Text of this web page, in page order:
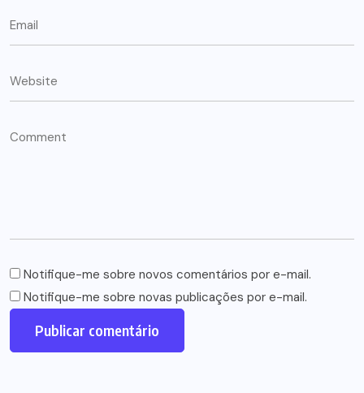
Notifique-me sobre novos comentários por e-mail.
Notifique-me sobre novas publicações por e-mail.